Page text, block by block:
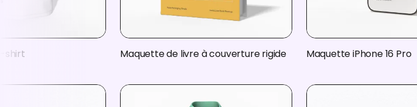
shirt Maquette de livre à couverture rigide Maquette iPhone 16 Pro